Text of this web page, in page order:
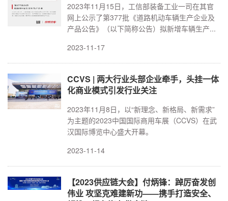
2023年11月15日，工信部装备工业一司在其官
网上公示了第377批《道路机动车辆生产企业及
产品公告》（以下简称公告）拟新增车辆生产...
2023-11-17
CCVS | 两大行业头部企业牵手，头挂一体
化商业模式引发行业关注
2023年11月8日，以“新理念、新格局、新需求”
为主题的2023中国国际商用车展（CCVS）在武
汉国际博览中心盛大开幕。
2023-11-14
【2023供应链大会】付炳锋：踔厉奋发创
伟业 攻坚克难建新功——携手打造安全、